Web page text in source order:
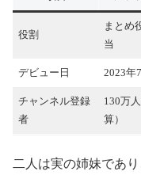
役割
まとめ
当
デビュー日 2023年
チャンネル登録
者
130万
算）
二人は実の姉妹であ